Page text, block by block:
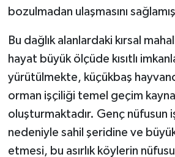
bozulmadan ulaşmasını
Bu dağlık alanlardaki kırsal
hayat büyük ölçüde kısıtlı
yürütülmekte, küçükbaş
orman işçiliği temel geçim
oluşturmaktadır. Genç nüfusun
nedeniyle sahil şeridine ve
etmesi, bu asırlık köylerin